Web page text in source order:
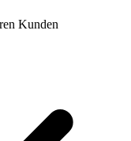
Kunden